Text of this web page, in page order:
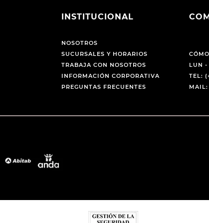
INSTITUCIONAL
NOSOTROS
SUCURSALES Y HORARIOS
TRABAJA CON NOSOTROS
INFORMACIÓN CORPORATIVA
PREGUNTAS FRECUENTES
LUN -
TEL:
MAIL: